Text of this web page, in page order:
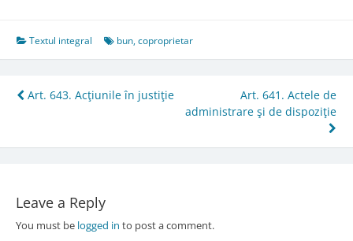
Textul integral bun,coproprietar
Post
Art. 643. Acţiunile în justiţie
Art. 641. Actele de
administrare şi de dispoziţie
Leave a Reply
You must be logged in to post a comment.